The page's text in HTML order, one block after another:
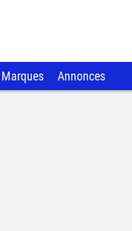
Marques Annonces